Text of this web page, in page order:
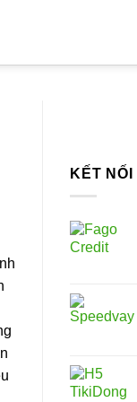
KẾT NỐI